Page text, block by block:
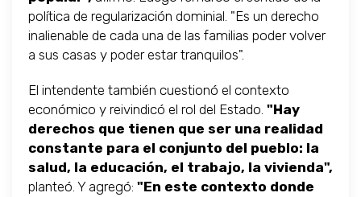
política de regularización dominial. "Es un derecho
inalienable de cada una de las familias poder volver
a sus casas y poder estar tranquilos".
El intendente también cuestionó el contexto
económico y reivindicó el rol del Estado. "Hay
derechos que tienen que ser una realidad
constante para el conjunto del pueblo: la
salud, la educación, el trabajo, la vivienda",
planteó. Y agregó: "En este contexto donde